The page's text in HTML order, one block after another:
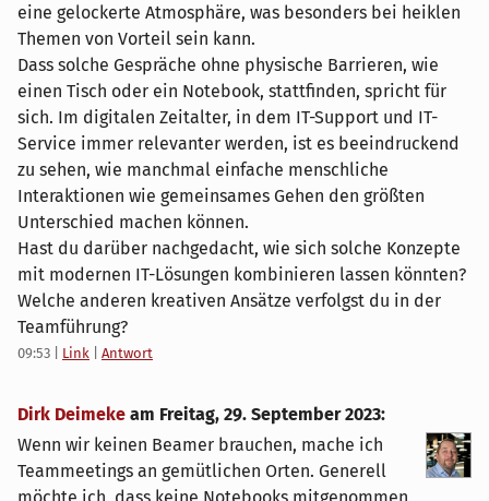
eine gelockerte Atmosphäre, was besonders bei heiklen
Themen von Vorteil sein kann.
Dass solche Gespräche ohne physische Barrieren, wie
einen Tisch oder ein Notebook, stattfinden, spricht für
sich. Im digitalen Zeitalter, in dem IT-Support und IT-
Service immer relevanter werden, ist es beeindruckend
zu sehen, wie manchmal einfache menschliche
Interaktionen wie gemeinsames Gehen den größten
Unterschied machen können.
Hast du darüber nachgedacht, wie sich solche Konzepte
mit modernen IT-Lösungen kombinieren lassen könnten?
Welche anderen kreativen Ansätze verfolgst du in der
Teamführung?
09:53 Link Antwort
Dirk Deimeke am Freitag, 29. September 2023:
Wenn wir keinen Beamer brauchen, mache ich
Teammeetings an gemütlichen Orten. Generell